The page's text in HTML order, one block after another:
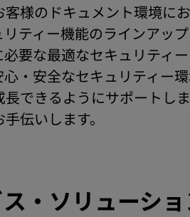
様のドキュメント環境に
ティー機能のラインアッ
要な最適なセキュリティ
・安全なセキュリティー
できるようにサポートし
伝いします。
・ソリューシ